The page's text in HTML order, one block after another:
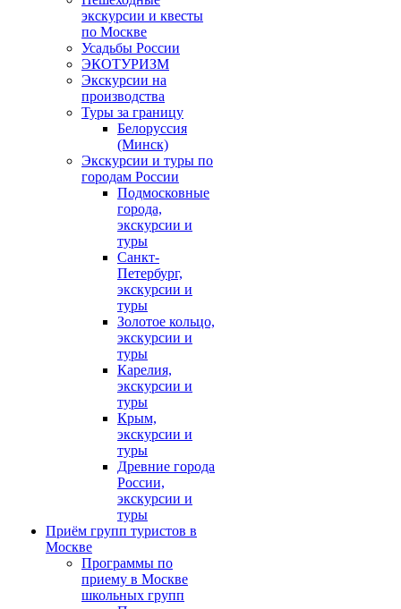
экскурсии и квесты
по Москве
Усадьбы России
ЭКОТУРИЗМ
Экскурсии на
производства
Туры за границу
Белоруссия
(Минск)
Экскурсии и туры по
городам России
Подмосковные
города,
экскурсии и
туры
Санкт-
Петербург,
экскурсии и
туры
Золотое кольцо,
экскурсии и
туры
Карелия,
экскурсии и
туры
Крым,
экскурсии и
туры
Древние города
России,
экскурсии и
туры
Приём групп туристов в
Москве
Программы по
приему в Москве
школьных групп